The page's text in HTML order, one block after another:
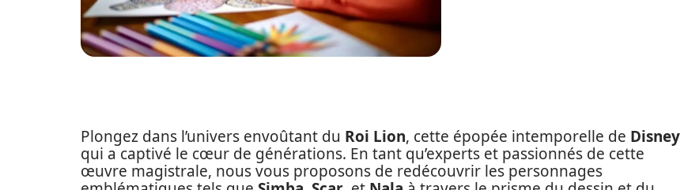
Plongez dans l’univers envoûtant du Roi Lion, cette épopée intemporelle de Disney
qui a captivé le cœur de générations. En tant qu’experts et passionnés de cette
œuvre magistrale, nous vous proposons de redécouvrir les personnages